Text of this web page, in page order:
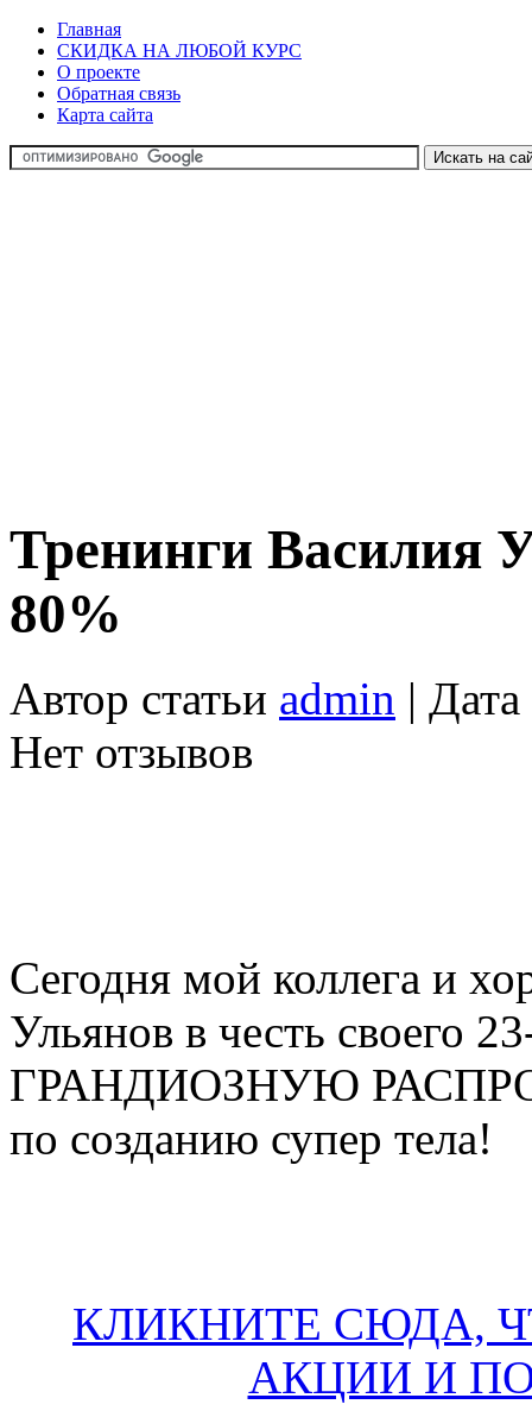
Главная
СКИДКА НА ЛЮБОЙ КУРС
О проекте
Обратная связь
Карта сайта
Тренинги Василия
80%
Автор статьи admin |
Нет отзывов
Сегодня мой коллега и
Ульянов в честь своего
ГРАНДИОЗНУЮ
по созданию супер тела!
КЛИКНИТЕ СЮДА,
АКЦИИ И